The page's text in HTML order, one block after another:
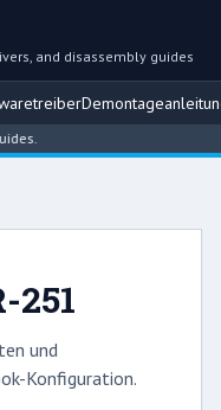
and disassembly guides
251
und
Konfiguration.